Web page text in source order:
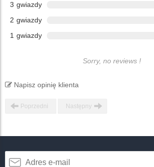
3 gwiazdy
2 gwiazdy
1 gwiazdy
Sorry, no reviews !
Napisz opinię klienta
Poprzedni Następny